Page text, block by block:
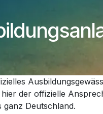
der offizielle
Deutschland.